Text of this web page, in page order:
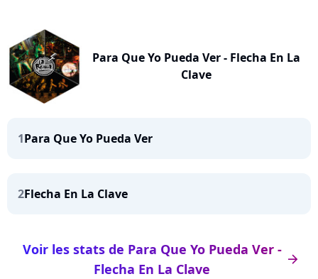
Para Que Yo Pueda Ver - Flecha En La
Clave
1Para Que Yo Pueda Ver
2Flecha En La Clave
arrow_right
Voir les stats de Para Que Yo Pueda Ver -
Flecha En La Clave